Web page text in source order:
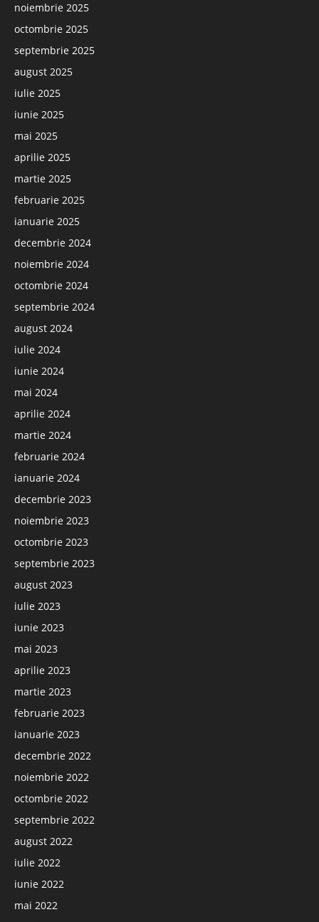
noiembrie 2025
octombrie 2025
septembrie 2025
august 2025
iulie 2025
iunie 2025
mai 2025
aprilie 2025
martie 2025
februarie 2025
ianuarie 2025
decembrie 2024
noiembrie 2024
octombrie 2024
septembrie 2024
august 2024
iulie 2024
iunie 2024
mai 2024
aprilie 2024
martie 2024
februarie 2024
ianuarie 2024
decembrie 2023
noiembrie 2023
octombrie 2023
septembrie 2023
august 2023
iulie 2023
iunie 2023
mai 2023
aprilie 2023
martie 2023
februarie 2023
ianuarie 2023
decembrie 2022
noiembrie 2022
octombrie 2022
septembrie 2022
august 2022
iulie 2022
iunie 2022
mai 2022